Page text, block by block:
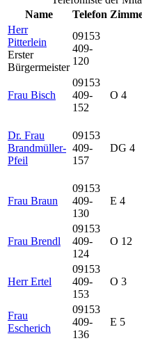
Name
Telefon
Herr
Pitterlein
Erster
Bürgermeister
09153
409-
120
Frau Bisch
09153
409-
152
O 4
Dr. Frau
Brandmüller-
Pfeil
09153
409-
157
DG 4
Frau Braun
09153
409-
130
E 4
Frau Brendl
09153
409-
124
O 12
Herr Ertel
09153
409-
153
O 3
Frau
Escherich
09153
409-
136
E 5